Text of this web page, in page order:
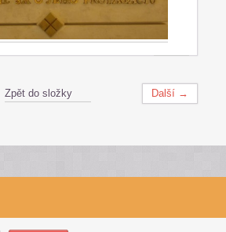
Další →
Zpět do složky